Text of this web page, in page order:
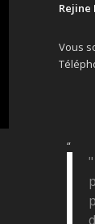
Rejine
Vous
“